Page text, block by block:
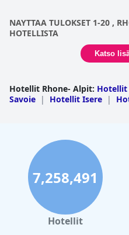
NAYTTAA TULOKSET 1-20 ,
HOTELLISTA
Katso
Hotellit Rhone- Alpit: Hotellit
Savoie | Hotellit Isere |
7,258,491
Hotellit